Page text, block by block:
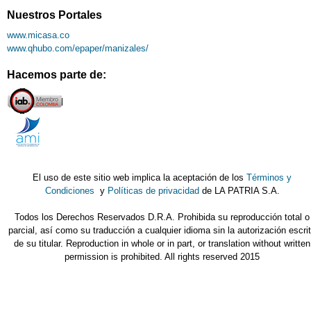
Nuestros Portales
www.micasa.co
www.qhubo.com/epaper/manizales/
Hacemos parte de:
El uso de este sitio web implica la aceptación de losTérminos y
Condiciones y Políticas de privacidad de LA PATRIA S.A.
Todos los Derechos Reservados D.R.A. Prohibida su reproducción total o
parcial, así como su traducción a cualquier idioma sin la autorización
de su titular. Reproduction in whole or in part, or translation without written
permission is prohibited. All rights reserved 2015